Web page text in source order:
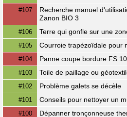
#107
Recherche manuel
Zanon BIO 3
#106 Terre qui gonfle sur une
#105 Courroie trapézoïdale pour
#104 Panne coupe bordure FS
#103 Toile de paillage ou
#102 Problème galets se décèle
#101 Conseils pour nettoyer un
#100 Dépanner tronçonneuse